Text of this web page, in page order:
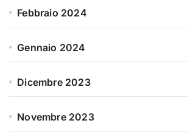
Febbraio 2024
Gennaio 2024
Dicembre 2023
Novembre 2023